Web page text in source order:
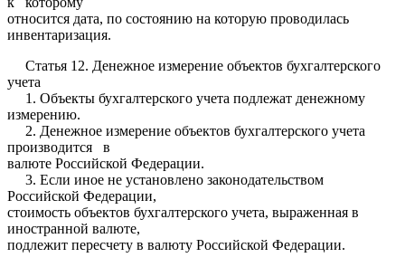
относится дата, по состоянию на которую проводилась
инвентаризация.
Статья 12. Денежное измерение объектов бухгалтерского
учета
1. Объекты бухгалтерского учета подлежат денежному
измерению.
2. Денежное измерение объектов бухгалтерского учета
производится в
валюте Российской Федерации.
3. Если иное не установлено законодательством
Российской Федерации,
стоимость объектов бухгалтерского учета, выраженная в
иностранной валюте,
подлежит пересчету в валюту Российской Федерации.